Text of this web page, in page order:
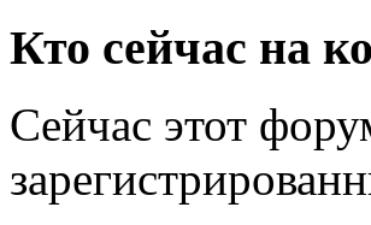
Кто сейчас на
Сейчас этот